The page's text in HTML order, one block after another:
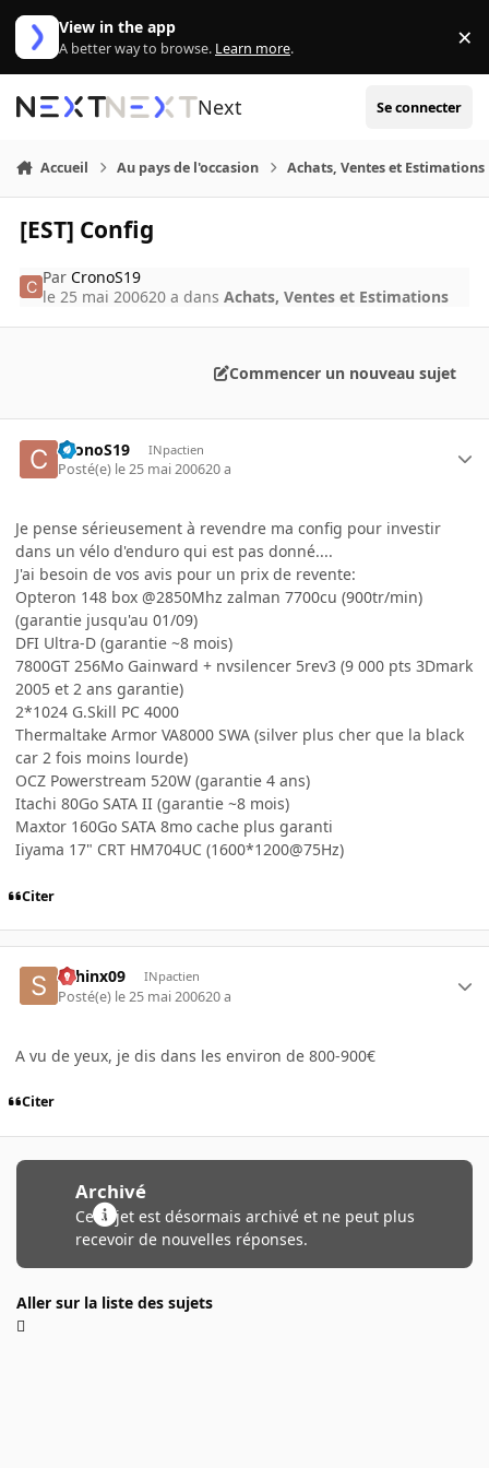
Aller au contenu
View in the app
A better way to browse. Learn more. ×
Next Se connecter
Accueil Au pays de l'occasion Achats, Ventes et Estimations
[EST] Config
ParCronoS19
le 25 mai 200620 a dansAchats, Ventes et Estimations
Commencer un nouveau sujet
CronoS19 INpactien
Posté(e) le 25 mai 200620 a
Je pense sérieusement à revendre ma config pour investir
dans un vélo d'enduro qui est pas donné....
J'ai besoin de vos avis pour un prix de revente:
Opteron 148 box @2850Mhz zalman 7700cu (900tr/min)
(garantie jusqu'au 01/09)
DFI Ultra-D (garantie ~8 mois)
7800GT 256Mo Gainward + nvsilencer 5rev3 (9 000 pts 3Dmark
2005 et 2 ans garantie)
2*1024 G.Skill PC 4000
Thermaltake Armor VA8000 SWA (silver plus cher que la black
car 2 fois moins lourde)
OCZ Powerstream 520W (garantie 4 ans)
Itachi 80Go SATA II (garantie ~8 mois)
Maxtor 160Go SATA 8mo cache plus garanti
Iiyama 17" CRT HM704UC (1600*1200@75Hz)
Citer
sphinx09 INpactien
Posté(e) le 25 mai 200620 a
A vu de yeux, je dis dans les environ de 800-900€
Citer
Archivé
Ce sujet est désormais archivé et ne peut plus
recevoir de nouvelles réponses.
Aller sur la liste des sujets